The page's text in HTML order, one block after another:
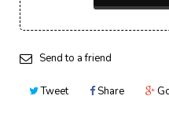
Send to a friend
Tweet Share